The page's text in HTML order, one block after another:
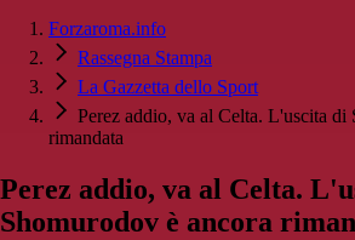
Forzaroma.info
Rassegna Stampa
La Gazzetta dello Sport
Perez addio, va al Celta. L'uscita di
rimandata
Perez addio, va al Celta.
Shomurodov è ancora